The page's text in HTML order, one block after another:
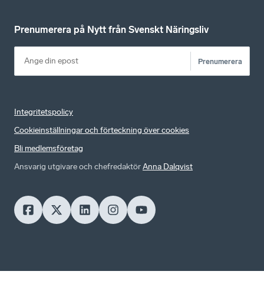
Prenumerera på Nytt från Svenskt Näringsliv
Prenumerera
Integritetspolicy
Cookieinställningar och förteckning över cookies
Bli medlemsföretag
Ansvarig utgivare och chefredaktörAnna Dalqvist